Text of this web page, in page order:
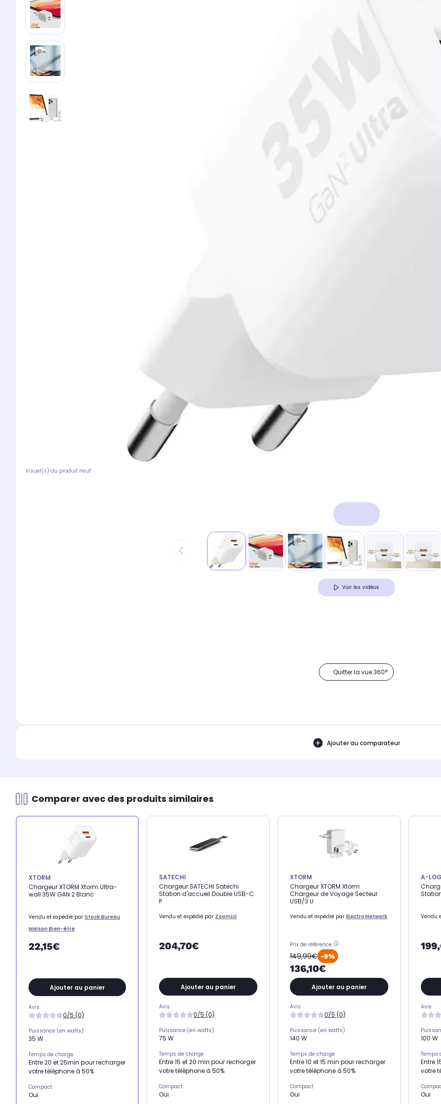
Visuel(s) du produit neuf
Voir les vidéos
Quitter la vue 360°
Ajouter au comparateur
Comparer avec des produits similaires
XTORM
Chargeur XTORM Xtorm Ultra-
wall 35W GAN 2 Blanc
Vendu et expédié par Stock Bureau
Maison Bien-être
22,15€
Ajouter au panier
Avis
0/5 (0)
Puissance (en watts)
35 W
Temps de charge
Entre 20 et 25min pour recharger
votre téléphone à 50%
Compact
Oui
SATECHI
Chargeur SATECHI Satechi
Station d'accueil Double USB-C
P
Vendu et expédié par Zoomici
204,70€
Ajouter au panier
Avis
0/5 (0)
Puissance (en watts)
75 W
Temps de charge
Entre 15 et 20 min pour recharger
votre téléphone à 50%
Compact
Oui
XTORM
Chargeur XTORM Xtorm
Chargeur de Voyage Secteur
USB/3 U
Vendu et expédié par Electro Network
Prix de référence
149,99€ -9%
136,10€
Ajouter au panier
Avis
0/5 (0)
Puissance (en watts)
140 W
Temps de charge
Entre 10 et 15 min pour recharger
votre téléphone à 50%
Compact
Oui
A-
Vendu
Avis
100 W
Temps
Entre
votre
Oui